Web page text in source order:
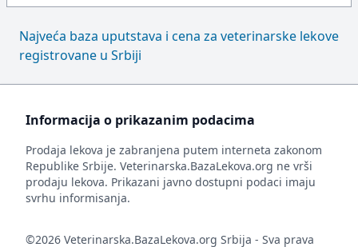
Najveća baza uputstava i cena za veterinarske lekove
registrovane u Srbiji
Informacija o prikazanim podacima
Prodaja lekova je zabranjena putem interneta zakonom
Republike Srbije. Veterinarska.BazaLekova.org ne vrši
prodaju lekova. Prikazani javno dostupni podaci imaju
svrhu informisanja.
©2026 Veterinarska.BazaLekova.org Srbija - Sva prava